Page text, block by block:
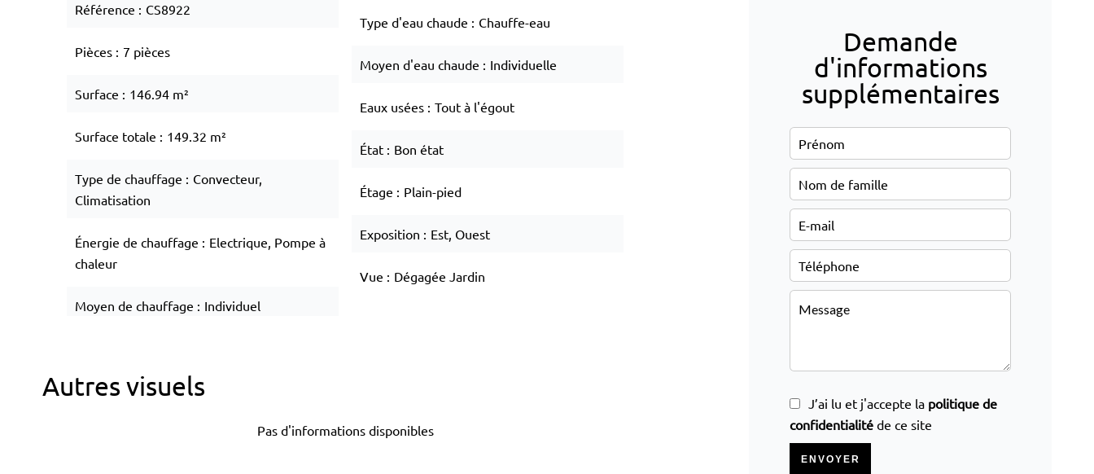
Référence CS8922
Pièces 7 pièces
Surface 146.94 m²
Surface totale 149.32 m²
Type de chauffage
Convecteur,
Climatisation
Énergie de chauffage
Electrique, Pompe à
chaleur
Moyen de chauffage Individuel
Type d'eau chaude Chauffe-eau
Moyen d'eau chaude Individuelle
Eaux usées Tout à l'égout
État Bon état
Étage Plain-pied
Exposition Est, Ouest
Vue Dégagée Jardin
Autres visuels
Pas d'informations disponibles
Demande
d'informations
supplémentaires
J’ai lu et j'accepte la politique de
confidentialité de ce site
ENVOYER